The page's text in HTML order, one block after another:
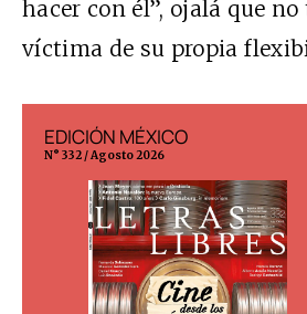
hacer con él”, ojalá que
víctima de su propia
EDICIÓN MÉXICO
N° 332 / Agosto 2026